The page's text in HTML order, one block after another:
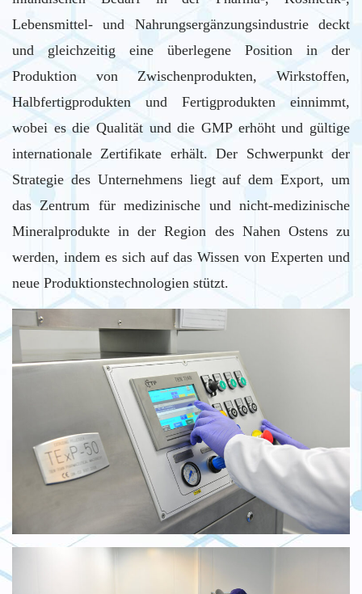
Lebensmittel- und Nahrungsergänzungsindustrie deckt
und gleichzeitig eine überlegene Position in der
Produktion von Zwischenprodukten, Wirkstoffen,
Halbfertigprodukten und Fertigprodukten einnimmt,
wobei es die Qualität und die GMP erhöht und gültige
internationale Zertifikate erhält. Der Schwerpunkt der
Strategie des Unternehmens liegt auf dem Export, um
das Zentrum für medizinische und nicht-medizinische
Mineralprodukte in der Region des Nahen Ostens zu
werden, indem es sich auf das Wissen von Experten und
neue Produktionstechnologien stützt.